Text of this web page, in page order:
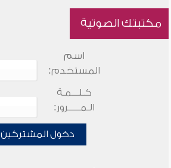
مكتبتك الصوتية
اسم
المستخدم:
كـلـــمـة
الـمـــــرور:
دخول المشتركين